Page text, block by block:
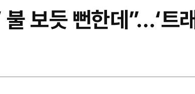
불 보듯 뻔한데”…‘트